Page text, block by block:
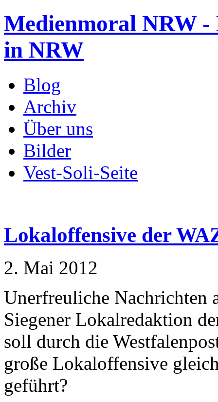
Medienmoral NRW
in NRW
Blog
Archiv
Über uns
Bilder
Vest-Soli-Seite
Lokaloffensive der
2. Mai 2012
Unerfreuliche Nachrichten
Siegener Lokalredaktion
soll durch die
große Lokaloffensive
geführt?